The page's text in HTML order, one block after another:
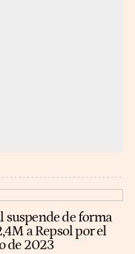
suspende de forma
a Repsol por el
de 2023